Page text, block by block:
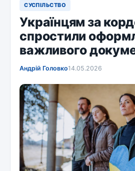
СУСПІЛЬСТВО
Українцям за
спростили
важливого
Андрій Головко14.05.2026